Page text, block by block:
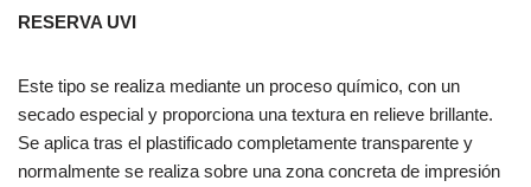
RESERVA UVI
Este tipo se realiza mediante un proceso químico, con un
secado especial y proporciona una textura en relieve brillante.
Se aplica tras el plastificado completamente transparente y
normalmente se realiza sobre una zona concreta de impresión